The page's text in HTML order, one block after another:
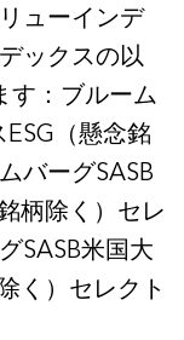
ューインデ
ックスの以
す：ブルーム
（懸念銘
バーグSASB
柄除く）セレ
SASB米国大
く）セレクト